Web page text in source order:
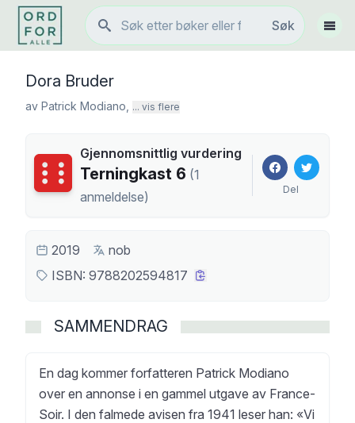
Søk
Søk
Vis
Dora Bruder
av Patrick Modiano ... vis flere
Terningkast
Gjennomsnittlig vurdering
Terningkast 6 (1
anmeldelse) Del
2019
nob
ISBN: 9788202594817
SAMMENDRAG
En dag kommer forfatteren Patrick Modiano
over en annonse i en gammel utgave av France-
Soir. I den falmede avisen fra 1941 leser han: «Vi